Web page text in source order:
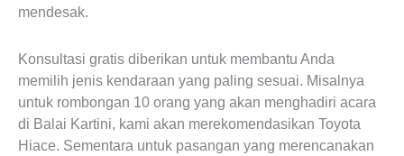
mendesak.
Konsultasi gratis diberikan untuk membantu Anda
memilih jenis kendaraan yang paling sesuai. Misalnya
untuk rombongan 10 orang yang akan menghadiri acara
di Balai Kartini, kami akan merekomendasikan Toyota
Hiace. Sementara untuk pasangan yang merencanakan